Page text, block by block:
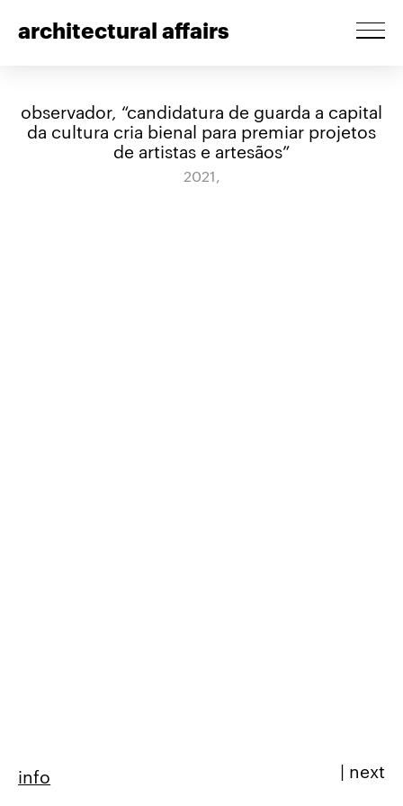
architectural affairs
observador, “candidatura de guarda a capital
da cultura cria bienal para premiar projetos
de artistas e artesãos”
2021,
next
info